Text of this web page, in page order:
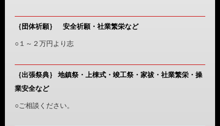
｛団体祈願｝ 安全祈願・社業繁栄など
○１～２万円より志
｛出張祭典｝ 地鎮祭・上棟式・竣工祭・家祓・社業繁栄・操
業安全など
○ご相談ください。